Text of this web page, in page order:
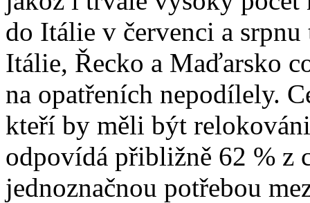
do Itálie v červenci a
Itálie, Řecko a Maďarsko
na opatřeních nepodílely.
kteří by měli být
odpovídá přibližně 62 % z
jednoznačnou potřebou